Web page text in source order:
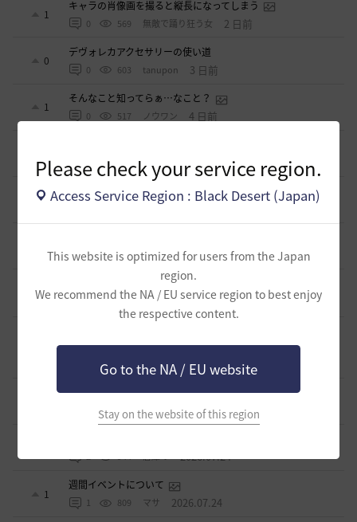
Please check your service region.
Access Service Region : Black Desert (Japan)
This website is optimized for users from the Japan
region.
We recommend the NA / EU service region to best enjoy
the respective content.
Go to the NA / EU website
Stay on the website of this region
1
キャラの肖像画を撮ると縦長になってしまう
0 569 無敵で踊り狂う女 2 日前
0
デヴォレカアクセサリーの使い道
0 603 tanupon 3 日前
1
そんなこと知ってらぁ…なこと？
0 517 ノウワン 4 日前
4 日前
0
取引所の購入の仕方について
歩くマシュマロ-日本
2 909 飛鳥雨音 8 日前
0
止まらない超高速成長、HYPERBOOST
0 1.1K 黒い砂漠 9 日前
（2026年ギルド名声アプデリンク追記）
900 セルベリア 2026.07.27
「怪しい袋」
1K ノウワン 2026.07.24
2 944 倉庫の 2026.07.24
1
週間イベントについて
1 809 マサ 2026.07.24